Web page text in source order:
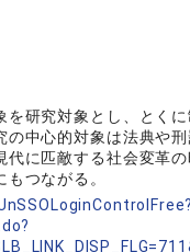
研究対象とし、とく
中心的対象は法典や
に匹敵する社会変革
つながる。